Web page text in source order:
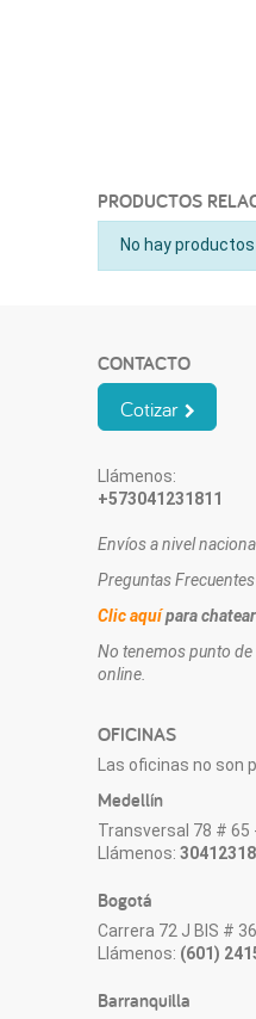
PRODUCTOS
No hay
CONTACTO
Cotizar
Llámenos:
+573041231811
Envíos a nivel
Preguntas Frecuentes
Clic aquípara
No tenemos punto
online.
OFICINAS
Las oficinas no son
Medellín
Transversal 78 # 65
Llámenos:
Bogotá
Carrera 72 J BIS #
Llámenos: (601)
Barranquilla